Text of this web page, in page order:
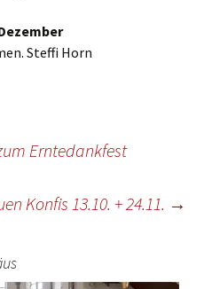
Steffi Horn
Erntedankfest
Konfis 13.10. + 24.11. →